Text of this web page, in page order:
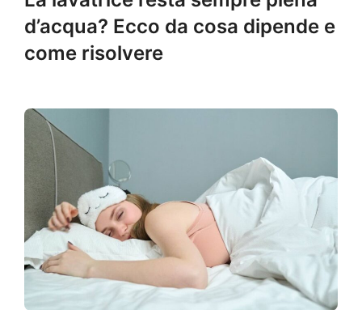
d’acqua? Ecco da cosa dipende e
come risolvere